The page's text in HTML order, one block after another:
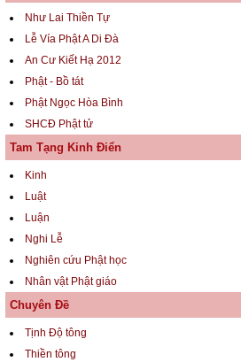
Như Lai Thiền Tự
Lễ Vía Phật A Di Đà
An Cư Kiết Hạ 2012
Phật - Bồ tát
Phật Ngọc Hòa Bình
SHCĐ Phật tử
Tam Tạng Kinh Điển
Kinh
Luật
Luận
Nghi Lễ
Nghiên cứu Phật học
Nhân vật Phật giáo
Chuyên Đề
Tịnh Độ tông
Thiền tông